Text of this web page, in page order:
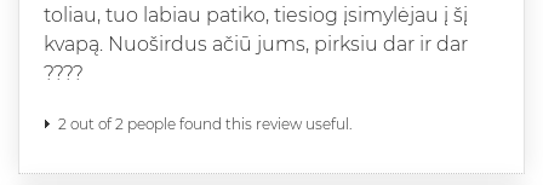
toliau, tuo labiau patiko, tiesiog įsimylėjau į šį
kvapą. Nuoširdus ačiū jums, pirksiu dar ir dar
????
2 out of 2 people found this review useful.